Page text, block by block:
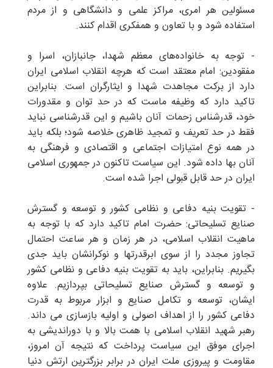
مسئولین هر امری، مراکز علمی و دانشگاهی و از مردم
استفاده شود و با تعاون و همفکری اقدام کنند.
- توجه به خانواده‌های معظم شهدا، جانبازان، اسرا و
مفقودین: امام معتقد است که هرچه انقلاب اسلامی ایران
دارد از برکت مجاهدت شهدا و ایثارگران است. بنابراین
تاکید دارد که وظیفه ماست که در حد توان و مقدورات
خود، قدرشناس زحمات آنان باشیم و این قدرشناسی نباید
فقط در حد تعریف و تمجید ظاهری خلاصه شود؛ بلکه باید
در همه نوع امتیازات اجتماعی و اقتصادی و فرهنگی به
آنان بها داده شود. این سیاست تاکنون در جمهوری اسلامی
ایران در حد قابل قبولی اجرا شده است.
- تقویت بنیه دفاعی و نظامی کشور و توسعه و گسترش
صنایع تسلیحاتی: حضرت امام تاکید دارد که با توجه به
ماهیت انقلاب اسلامی، در هر زمان و هر ساعت احتمال
تجاوز مجدد را از سوی ابرقدرتها و نوکرانشان باید جدی
بگیریم. بنابراین، باید به تقویت بنیه دفاعی و نظامی کشور
و توسعه و گسترش صنایع تسلیحاتی بپردازیم. علاوه
ایشان، توسعه و تکامل صنایع و ابزار مربوط به قدرت
دفاعی کشور را از اهداف اصولی و اولیه بازسازی می داند.
رهبر شهید انقلاب اسلامی با همت بالا و با دوراندیشی به
اجرای موفق این سیاست پرداخت که نتیجه آن امروز،
مقاومت و پیروزی ملت ایران در برابر بزرگترین ارتش دنیا